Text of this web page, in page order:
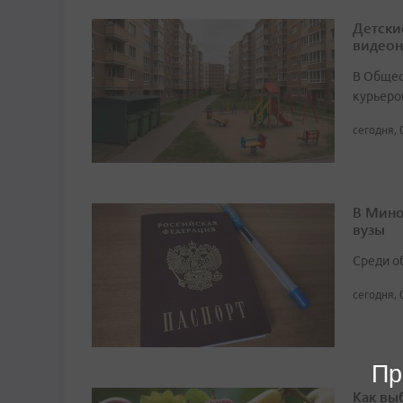
В
сегодня,
В
вузы
Среди
сегодня,
Как